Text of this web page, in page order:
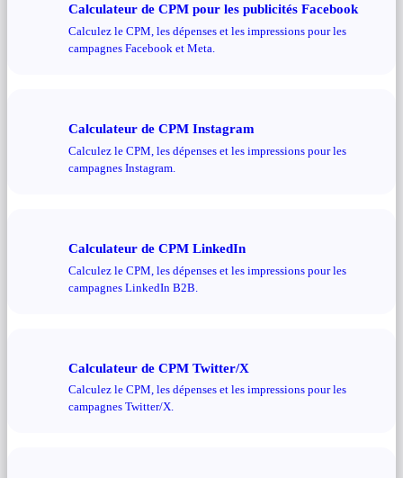
Calculateur de CPM pour les publicités Facebook
Calculez le CPM, les dépenses et les impressions pour les
campagnes Facebook et Meta.
Calculateur de CPM Instagram
Calculez le CPM, les dépenses et les impressions pour les
campagnes Instagram.
Calculateur de CPM LinkedIn
Calculez le CPM, les dépenses et les impressions pour les
campagnes LinkedIn B2B.
Calculateur de CPM Twitter/X
Calculez le CPM, les dépenses et les impressions pour les
campagnes Twitter/X.